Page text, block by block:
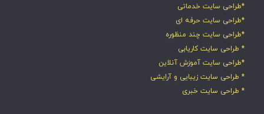
*طراحی سایت خدماتی
*طراحی سایت حرفه ای
*طراحی سایت چند منظوره
* طراحی سایت کاریابی
*طراحی سایت آموزش آنلاین
* طراحی سایت زیبایی و آرایشی
* طراحی سایت خبری